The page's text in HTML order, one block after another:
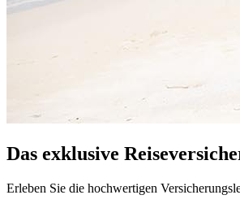
Das exklusive
Erleben Sie die hochwertigen